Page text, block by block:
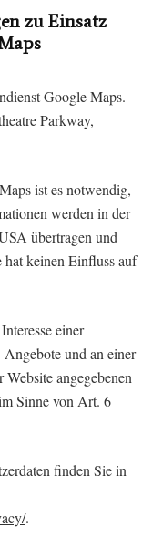
zu Einsatz
Google Maps.
Parkway,
ist es notwendig,
werden in der
übertragen und
hat keinen Einfluss auf
einer
und an einer
angegebenen
Sinne von Art. 6
finden Sie in
.